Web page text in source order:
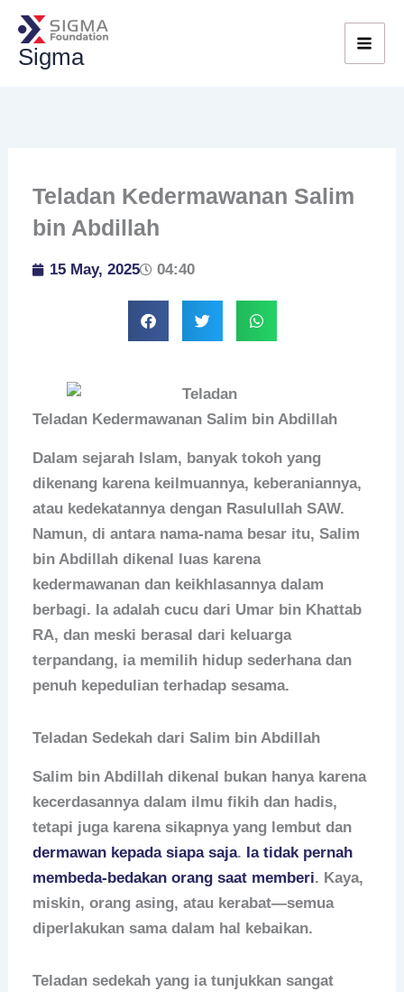
Skip
content
Sigma
Teladan Kedermawanan Salim
bin Abdillah
15 May, 2025 04:40
Teladan Kedermawanan Salim bin Abdillah
Dalam sejarah Islam, banyak tokoh yang
dikenang karena keilmuannya, keberaniannya,
atau kedekatannya dengan Rasulullah SAW.
Namun, di antara nama-nama besar itu, Salim
bin Abdillah dikenal luas karena
kedermawanan dan keikhlasannya dalam
berbagi. Ia adalah cucu dari Umar bin Khattab
RA, dan meski berasal dari keluarga
terpandang, ia memilih hidup sederhana dan
penuh kepedulian terhadap sesama.
Teladan Sedekah dari Salim bin Abdillah
Salim bin Abdillah dikenal bukan hanya karena
kecerdasannya dalam ilmu fikih dan hadis,
tetapi juga karena sikapnya yang lembut dan
dermawan kepada siapa saja. Ia tidak pernah
membeda-bedakan orang saat memberi. Kaya,
miskin, orang asing, atau kerabat—semua
diperlakukan sama dalam hal kebaikan.
Teladan sedekah yang ia tunjukkan sangat